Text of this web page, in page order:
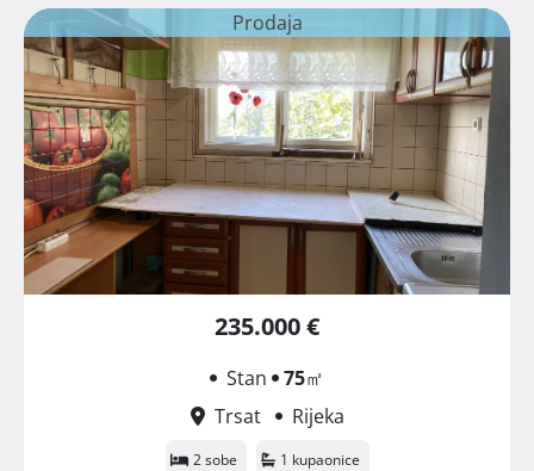
Prodaja
235.000 €
Stan 75㎡
Trsat
Rijeka
2 sobe 1 kupaonice